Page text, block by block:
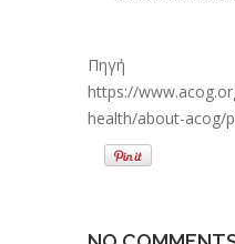
Πηγή
https://
health/about-acog/